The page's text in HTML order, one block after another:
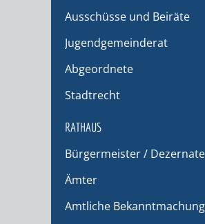
Ausschüsse und Beiräte
Jugendgemeinderat
Abgeordnete
Stadtrecht
RATHAUS
Bürgermeister / Dezernate
Ämter
Amtliche